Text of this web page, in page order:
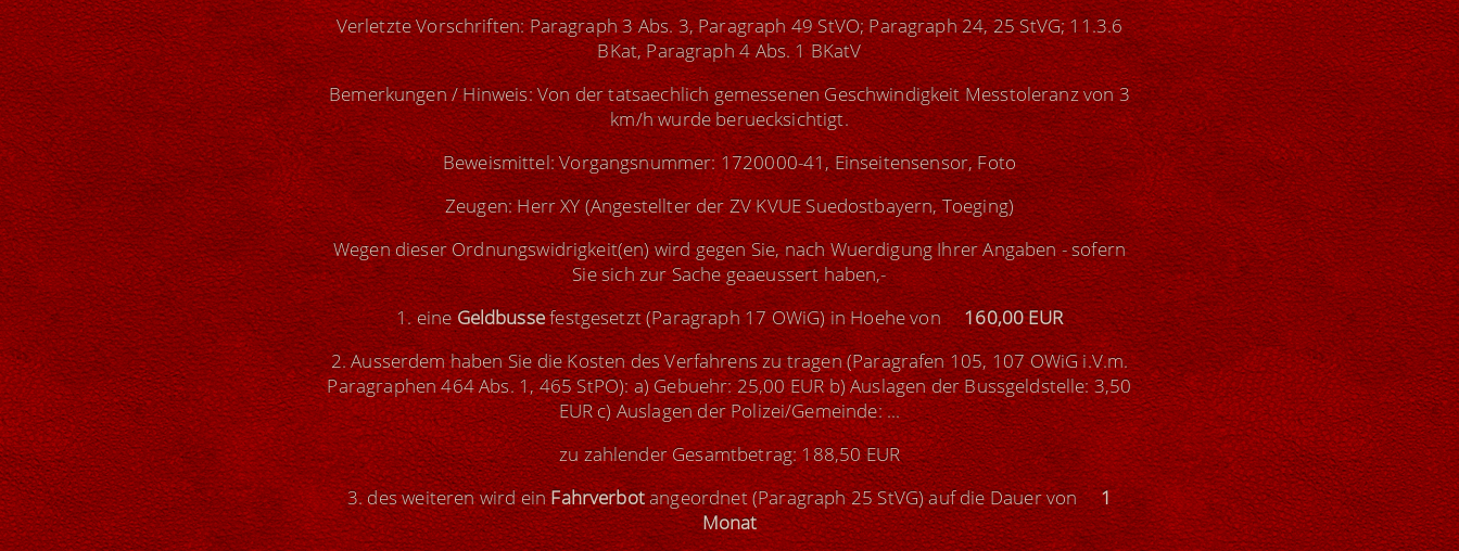
Verletzte Vorschriften: Paragraph 3 Abs. 3, Paragraph 49 StVO; Paragraph 24, 25 StVG; 11.3.6
BKat, Paragraph 4 Abs. 1 BKatV
Bemerkungen / Hinweis: Von der tatsaechlich gemessenen Geschwindigkeit Messtoleranz von 3
km/h wurde beruecksichtigt.
Beweismittel: Vorgangsnummer: 1720000-41, Einseitensensor, Foto
Zeugen: Herr XY (Angestellter der ZV KVUE Suedostbayern, Toeging)
Wegen dieser Ordnungswidrigkeit(en) wird gegen Sie, nach Wuerdigung Ihrer Angaben - sofern
Sie sich zur Sache geaeussert haben,-
1. eineGeldbussefestgesetzt (Paragraph 17 OWiG) in Hoehe von160,00 EUR
2. Ausserdem haben Sie die Kosten des Verfahrens zu tragen (Paragrafen 105, 107 OWiG i.V.m.
Paragraphen 464 Abs. 1, 465 StPO): a) Gebuehr: 25,00 EUR b) Auslagen der Bussgeldstelle: 3,50
EUR c) Auslagen der Polizei/Gemeinde: ...
zu zahlender Gesamtbetrag: 188,50 EUR
3. des weiteren wird einFahrverbotangeordnet (Paragraph 25 StVG) auf die Dauer von1
Monat